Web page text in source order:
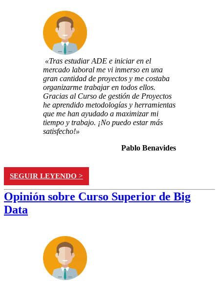
«Tras estudiar ADE e iniciar en el
mercado laboral me vi inmerso en una
gran cantidad de proyectos y me costaba
organizarme trabajar en todos ellos.
Gracias al Curso de gestión de Proyectos
he aprendido metodologías y herramientas
que me han ayudado a maximizar mi
tiempo y trabajo. ¡No puedo estar más
satisfecho!»
Pablo Benavides
SEGUIR LEYENDO >
Opinión sobre Curso Superior de Big
Data